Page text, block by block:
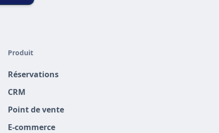
Produit
Réservations
CRM
Point de vente
E-commerce